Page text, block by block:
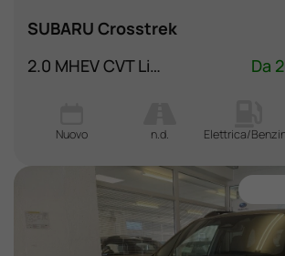
SUBARU Crosstrek
2.0 MHEV CVT Lineartr. Premium Da
Nuovo n.d. Elettrica/